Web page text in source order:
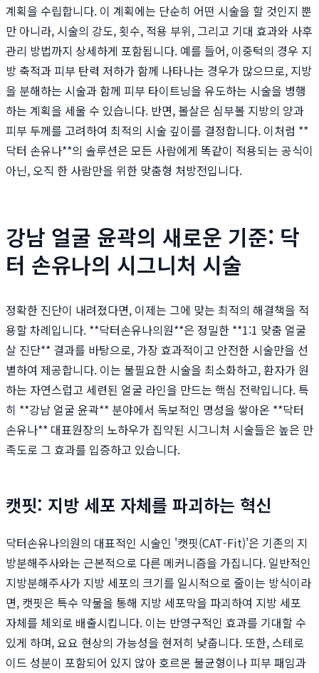
계획을 수립합니다. 이 계획에는 단순히 어떤 시술을 할 것인지 뿐
만 아니라, 시술의 강도, 횟수, 적용 부위, 그리고 기대 효과와 사후
관리 방법까지 상세하게 포함됩니다. 예를 들어, 이중턱의 경우 지
방 축적과 피부 탄력 저하가 함께 나타나는 경우가 많으므로, 지방
을 분해하는 시술과 함께 피부 타이트닝을 유도하는 시술을 병행
하는 계획을 세울 수 있습니다. 반면, 볼살은 심부볼 지방의 양과
피부 두께를 고려하여 최적의 시술 깊이를 결정합니다. 이처럼 **
닥터 손유나**의 솔루션은 모든 사람에게 똑같이 적용되는 공식이
아닌, 오직 한 사람만을 위한 맞춤형 처방전입니다.
강남 얼굴 윤곽의 새로운 기준: 닥
터 손유나의 시그니처 시술
정확한 진단이 내려졌다면, 이제는 그에 맞는 최적의 해결책을 적
용할 차례입니다. **닥터손유나의원**은 정밀한 **1:1 맞춤 얼굴
살 진단** 결과를 바탕으로, 가장 효과적이고 안전한 시술만을 선
별하여 제공합니다. 이는 불필요한 시술을 최소화하고, 환자가 원
하는 자연스럽고 세련된 얼굴 라인을 만드는 핵심 전략입니다. 특
히 **강남 얼굴 윤곽** 분야에서 독보적인 명성을 쌓아온 **닥터
손유나** 대표원장의 노하우가 집약된 시그니처 시술들은 높은 만
족도로 그 효과를 입증하고 있습니다.
캣핏: 지방 세포 자체를 파괴하는 혁신
닥터손유나의원의 대표적인 시술인 '캣핏(CAT-Fit)'은 기존의 지
방분해주사와는 근본적으로 다른 메커니즘을 가집니다. 일반적인
지방분해주사가 지방 세포의 크기를 일시적으로 줄이는 방식이라
면, 캣핏은 특수 약물을 통해 지방 세포막을 파괴하여 지방 세포
자체를 체외로 배출시킵니다. 이는 반영구적인 효과를 기대할 수
있게 하며, 요요 현상의 가능성을 현저히 낮춥니다. 또한, 스테로
이드 성분이 포함되어 있지 않아 호르몬 불균형이나 피부 패임과